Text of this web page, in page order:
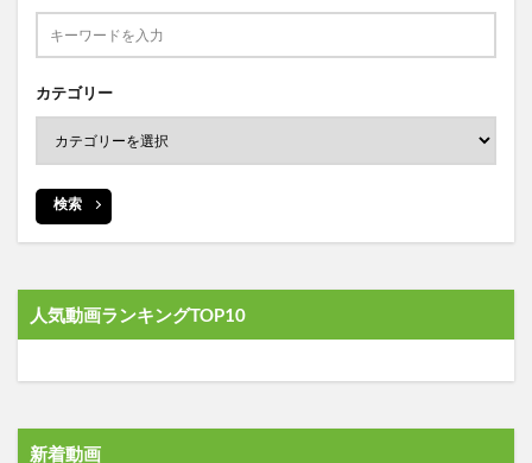
カテゴリー
検索
人気動画ランキングTOP10
新着動画